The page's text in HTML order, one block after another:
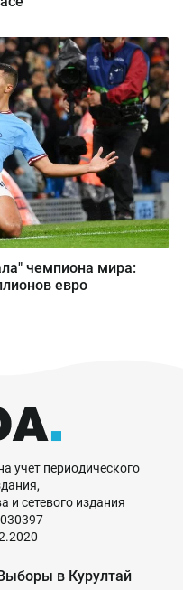
чемпиона мира:
евро
учет периодического
и сетевого издания
в Курултай